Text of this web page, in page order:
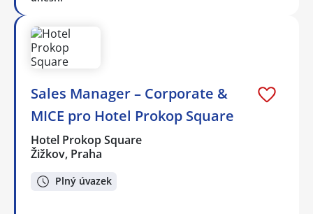
Sales Manager – Corporate &
MICE pro Hotel Prokop Square
Hotel Prokop Square
Žižkov, Praha
Plný úvazek